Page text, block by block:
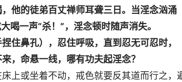
他的徒弟百丈禅师耳聋三日。当淫念汹涌
喝一声“杀！”，淫念顿时随声消失。
住鼻孔），忍住呼吸，直到忍无可忍时，
，命悬一线，哪有功夫起淫念？
上或坐着不动，戒色就要反其道而行之，